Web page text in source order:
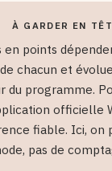
À GARDER EN
en points
chacun et
du programme.
officielle
fiable. Ici, on
pas de